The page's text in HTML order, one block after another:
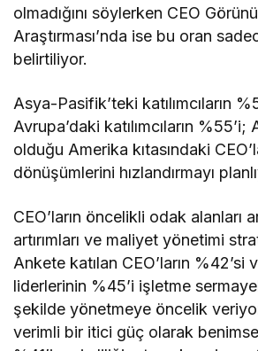
olmadığını söylerken CEO
Araştırması’nda ise bu oran
belirtiliyor.
Asya-Pasifik’teki katılımcıların
Avrupa’daki katılımcıların %55’i;
olduğu Amerika kıtasındaki
dönüşümlerini hızlandırmayı
CEO’ların öncelikli odak alanları
artırımları ve maliyet yönetimi
Ankete katılan CEO’ların %42’si
liderlerinin %45’i işletme
şekilde yönetmeye öncelik
verimli bir itici güç olarak